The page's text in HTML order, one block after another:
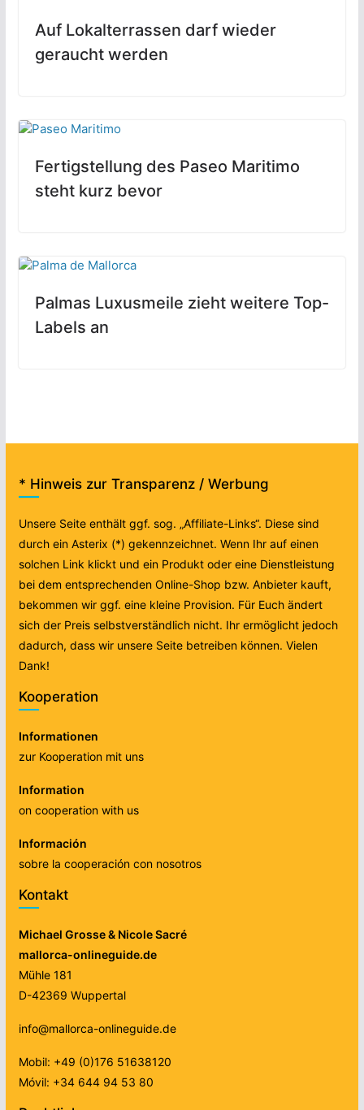
Auf Lokalterrassen darf wieder
geraucht werden
Fertigstellung des Paseo Maritimo
steht kurz bevor
Palmas Luxusmeile zieht weitere Top-
Labels an
* Hinweis zur Transparenz / Werbung
Unsere Seite enthält ggf. sog. „Affiliate-Links“. Diese sind
durch ein Asterix (*) gekennzeichnet. Wenn Ihr auf einen
solchen Link klickt und ein Produkt oder eine Dienstleistung
bei dem entsprechenden Online-Shop bzw. Anbieter kauft,
bekommen wir ggf. eine kleine Provision. Für Euch ändert
sich der Preis selbstverständlich nicht. Ihr ermöglicht jedoch
dadurch, dass wir unsere Seite betreiben können. Vielen
Dank!
Kooperation
Informationen
zur Kooperation mit uns
Information
on cooperation with us
Información
sobre la cooperación con nosotros
Kontakt
Michael Grosse & Nicole Sacré
mallorca-onlineguide.de
Mühle 181
D-42369 Wuppertal
info@mallorca-onlineguide.de
Mobil: +49 (0)176 51638120
Móvil: +34 644 94 53 80